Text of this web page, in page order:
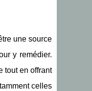
une source
y remédier.
tout en offrant
celles